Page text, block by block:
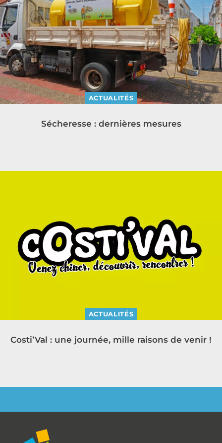
ACTUALITÉS
Sécheresse : dernières mesures
ACTUALITÉS
Costi’Val : une journée, mille raisons de venir !